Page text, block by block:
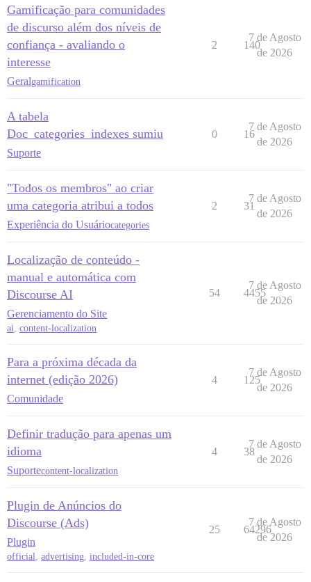
Gamificação para comunidades
de discurso além dos níveis de
confiança - avaliando o
interesse
Geralgamification
2 140
7 de Agosto
de 2026
A tabela
Doc_categories_indexes sumiu
Suporte
0 16
7 de Agosto
de 2026
"Todos os membros" ao criar
uma categoria atribui a todos
Experiência do Usuáriocategories
2 31
7 de Agosto
de 2026
Localização de conteúdo -
manual e automática com
Discourse AI
Gerenciamento do Site
ai, content-localization
54 4455
7 de Agosto
de 2026
Para a próxima década da
internet (edição 2026)
Comunidade
4 125
7 de Agosto
de 2026
Definir tradução para apenas um
idioma
Suportecontent-localization
4 38
7 de Agosto
de 2026
Plugin de Anúncios do
Discourse (Ads)
Plugin
official, advertising, included-in-core
25 64296
7 de Agosto
de 2026